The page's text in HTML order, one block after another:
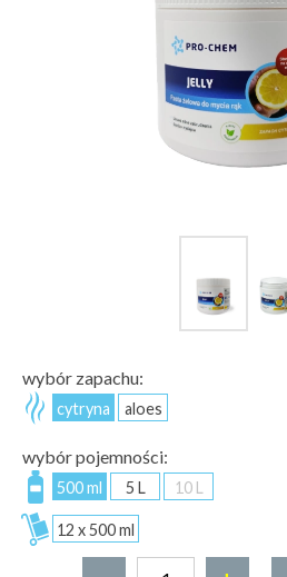
wybór zapachu:
cytryna aloes
wybór pojemności:
500 ml 5 L 10 L
12 x 500 ml